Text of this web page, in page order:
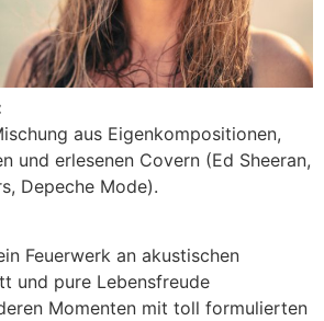
aus Eigenkompositionen,
und erlesenen Covern (Ed Sheeran,
Depeche Mode).
Feuerwerk an akustischen
und pure Lebensfreude
Momenten mit toll formulierten